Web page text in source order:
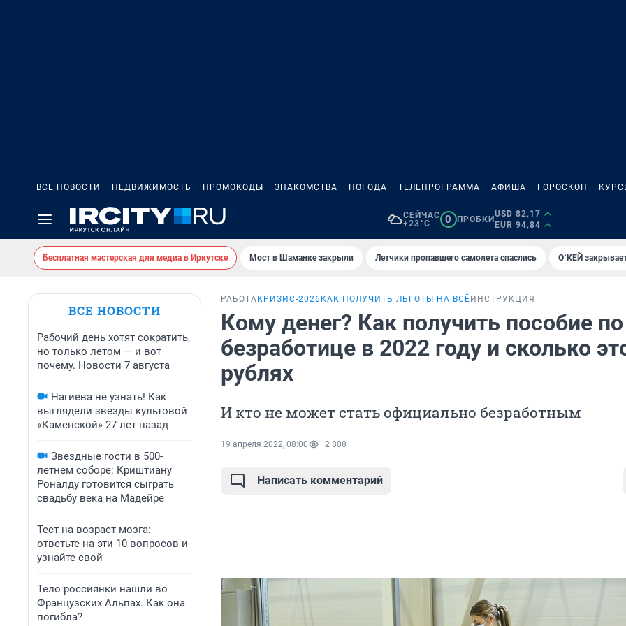
ВСЕ НОВОСТИ НЕДВИЖИМОСТЬ ПРОМОКОДЫ ЗНАКОМСТВА ПОГОДА ТЕЛЕПРОГРАММА АФИША ГОРОСКОП
СЕЙЧАС
+23°C
0 ПРОБКИ
USD 82,17
EUR 94,84
Бесплатная мастерская для медиа в Иркутске Мост в Шаманке закрыли Летчики пропавшего самолета спаслись О`КЕЙ
ВСЕ НОВОСТИ
Рабочий день хотят сократить,
но только летом — и вот
почему. Новости 7 августа
Нагиева не узнать! Как
выглядели звезды культовой
«Каменской» 27 лет назад
Звездные гости в 500-
летнем соборе: Криштиану
Роналду готовится сыграть
свадьбу века на Мадейре
Тест на возраст мозга:
ответьте на эти 10 вопросов и
узнайте свой
Тело россиянки нашли во
Французских Альпах. Как она
погибла?
РАБОТА КРИЗИС-2026 КАК ПОЛУЧИТЬ ЛЬГОТЫ НА ВСЁ ИНСТРУКЦИЯ
Кому денег? Как получить пособие по
безработице в 2022 году и сколько
рублях
И кто не может стать официально безработным
19 апреля 2022, 08:00 2 808
Написать комментарий